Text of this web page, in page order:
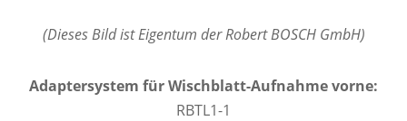
(Dieses Bild ist Eigentum der Robert BOSCH GmbH)
Adaptersystem für Wischblatt-Aufnahme vorne:
RBTL1-1